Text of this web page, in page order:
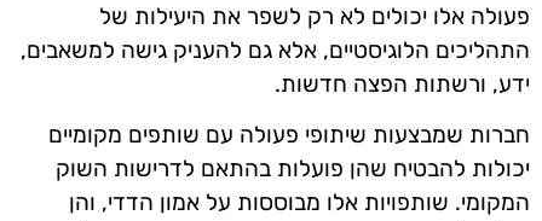
פעולה אלו יכולים לא רק לשפר את היעילות של
התהליכים הלוגיסטיים, אלא גם להעניק גישה למשאבים,
ידע, ורשתות הפצה חדשות.
חברות שמבצעות שיתופי פעולה עם שותפים מקומיים
יכולות להבטיח שהן פועלות בהתאם לדרישות השוק
המקומי. שותפויות אלו מבוססות על אמון הדדי, והן